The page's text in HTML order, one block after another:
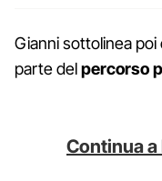
Gianni sottolinea
parte delpercorso
Continua